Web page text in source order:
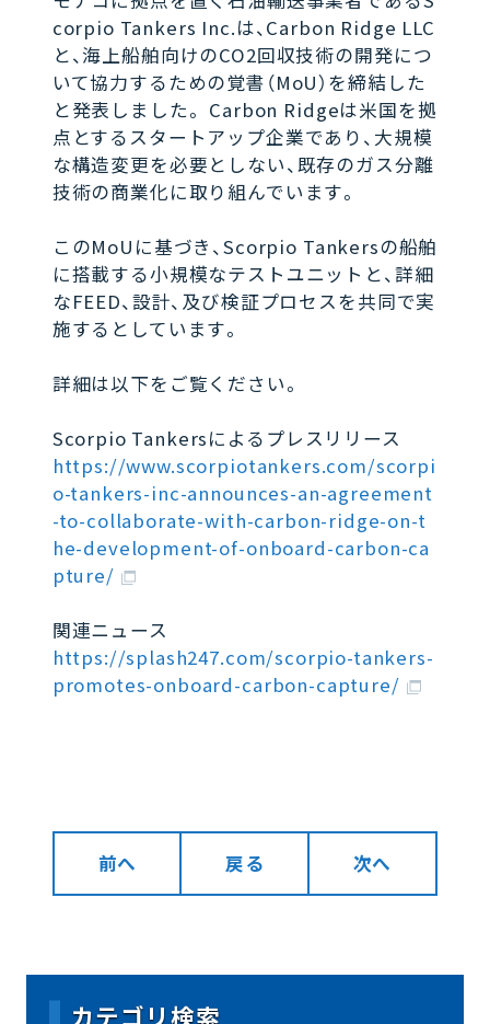
corpio Tankers Inc.は、Carbon Ridge LLC
と、海上船舶向けのCO2回収技術の開発につ
いて協力するための覚書（MoU）を締結した
と発表しました。 Carbon Ridgeは米国を拠
点とするスタートアップ企業であり、大規模
な構造変更を必要としない、既存のガス分離
技術の商業化に取り組んでいます。
このMoUに基づき、Scorpio Tankersの船舶
に搭載する小規模なテストユニットと、詳細
なFEED、設計、及び検証プロセスを共同で実
施するとしています。
詳細は以下をご覧ください。
Scorpio Tankersによるプレスリリース
https://www.scorpiotankers.com/scorpi
o-tankers-inc-announces-an-agreement
-to-collaborate-with-carbon-ridge-on-t
he-development-of-onboard-carbon-ca
pture/
関連ニュース
https://splash247.com/scorpio-tankers-
promotes-onboard-carbon-capture/
前へ 戻る 次へ
カテゴリ検索